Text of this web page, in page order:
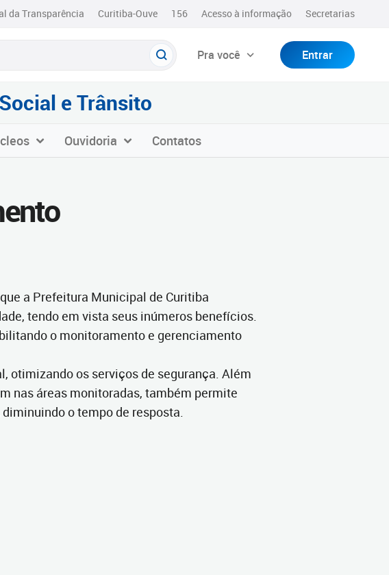
da Transparência Curitiba-Ouve 156 Acesso à informação Secretarias
Pra você Entrar
e Trânsito
Ouvidoria Contatos
a Prefeitura Municipal de Curitiba
tendo em vista seus inúmeros benefícios.
o monitoramento e gerenciamento
otimizando os serviços de segurança. Além
nas áreas monitoradas, também permite
o tempo de resposta.